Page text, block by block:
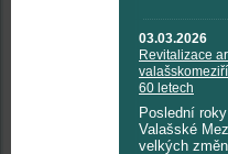
03.03.2026
Revitalizace
60 letech
Poslední
Valašské
velkých